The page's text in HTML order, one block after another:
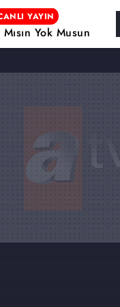
YAYIN
Yok Musun